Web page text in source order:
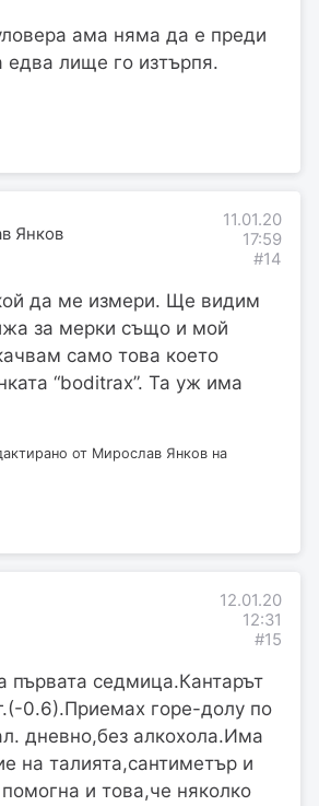
ама няма да е преди
едва лище го изтърпя.
Янков
11.01.20
17:59
#14
да ме измери. Ще видим
за мерки също и мой
само това което
“boditrax”. Та уж има
от Мирослав Янков на
12.01.20
12:31
#15
първата седмица.Кантарът
0.6).Приемах горе-долу по
дневно,без алкохола.Има
на талията,сантиметър и
и това,че няколко